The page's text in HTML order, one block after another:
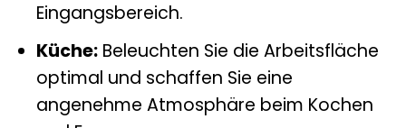
Eingangsbereich.
Küche:Beleuchten Sie die Arbeitsfläche
optimal und schaffen Sie eine
angenehme Atmosphäre beim Kochen